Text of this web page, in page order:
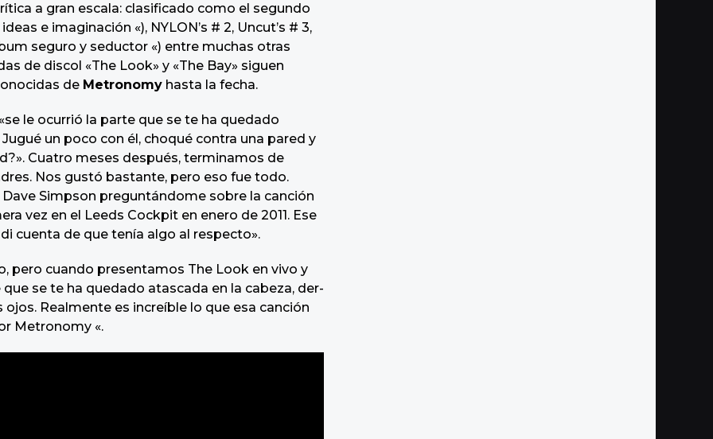
a gran escala: clasificado como el segundo
e imaginación «), NYLON’s # 2, Uncut’s # 3,
seguro y seductor «) entre muchas otras
de discol «The Look» y «The Bay» siguen
de Metronomy hasta la fecha.
le ocurrió la parte que se te ha quedado
un poco con él, choqué contra una pared y
Cuatro meses después, terminamos de
Nos gustó bastante, pero eso fue todo.
Simpson preguntándome sobre la canción
vez en el Leeds Cockpit en enero de 2011. Ese
cuenta de que tenía algo al respecto».
pero cuando presentamos The Look en vivo y
se te ha quedado atascada en la cabeza, der-
Realmente es increíble lo que esa canción
Metronomy «.